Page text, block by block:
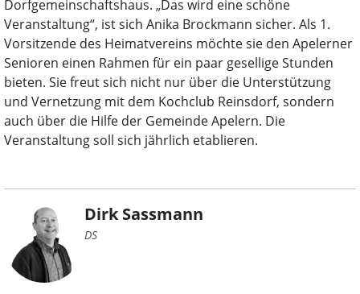
Dorfgemeinschaftshaus. „Das wird eine schöne
Veranstaltung“, ist sich Anika Brockmann sicher. Als 1.
Vorsitzende des Heimatvereins möchte sie den Apelerner
Senioren einen Rahmen für ein paar gesellige Stunden
bieten. Sie freut sich nicht nur über die Unterstützung
und Vernetzung mit dem Kochclub Reinsdorf, sondern
auch über die Hilfe der Gemeinde Apelern. Die
Veranstaltung soll sich jährlich etablieren.
Dirk Sassmann
DS